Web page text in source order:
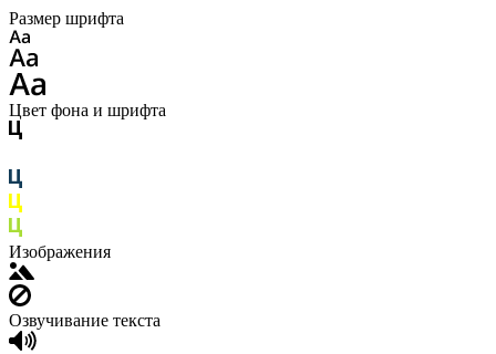
Размер шрифта
Цвет фона и шрифта
Изображения
Озвучивание текста